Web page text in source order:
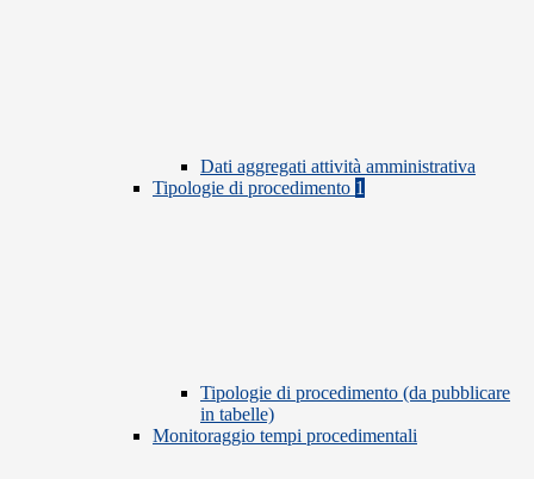
Dati aggregati attività amministrativa
Tipologie di procedimento 1
Tipologie di procedimento (da pubblicare
in tabelle)
Monitoraggio tempi procedimentali